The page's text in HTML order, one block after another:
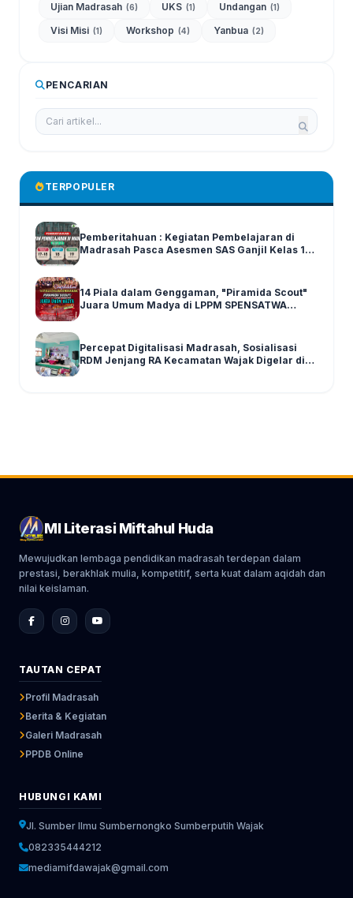
Ujian Madrasah (6) UKS (1) Undangan (1)
Visi Misi (1) Workshop (4) Yanbua (2)
PENCARIAN
TERPOPULER
Pemberitahuan : Kegiatan Pembelajaran di
Madrasah Pasca Asesmen SAS Ganjil Kelas 1-6
14 Piala dalam Genggaman, "Piramida Scout"
Juara Umum Madya di LPPM SPENSATWA
Percepat Digitalisasi Madrasah, Sosialisasi
RDM Jenjang RA Kecamatan Wajak Digelar di
MI Literasi Miftahul Huda
Mewujudkan lembaga pendidikan madrasah terdepan dalam
prestasi, berakhlak mulia, kompetitif, serta kuat dalam aqidah dan
nilai keislaman.
TAUTAN CEPAT
Profil Madrasah
Berita & Kegiatan
Galeri Madrasah
PPDB Online
HUBUNGI KAMI
Jl. Sumber Ilmu Sumbernongko Sumberputih Wajak
082335444212
mediamifdawajak@gmail.com